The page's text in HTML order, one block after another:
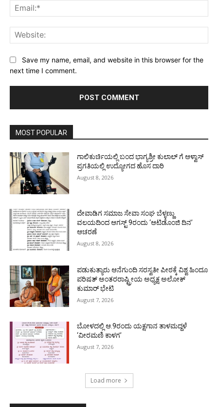
Save my name, email, and website in this browser for the
next time I comment.
MOST POPULAR
ಗಾಲಿಕುರ್ಚಿಯಲ್ಲಿ ಬಂದ ಭಾಗ್ಯಶ್ರೀ ಕುಲಾಲ್ ಗೆ ಆಳ್ವಾಸ್
ಪ್ರಗತಿಯಲ್ಲಿ ಉದ್ಯೋಗದ ಹೊಸ ದಾರಿ
August 8, 2026
ದೇವಾಡಿಗ ಸಮಾಜ ಸೇವಾ ಸಂಘ ಬೆಳ್ಳಣ್ಣು
ವಲಯದಿಂದ ಆಗಸ್ಟ್ 9ರಂದು ‘ಆಟಿಡೊಂಜಿ ದಿನ’
ಆಚರಣೆ
August 8, 2026
ಪಡುಕುತ್ಯಾರು ಆನೆಗುಂದಿ ಸರಸ್ವತೀ ಪೀಠಕ್ಕೆ ವಿಶ್ವ ಹಿಂದೂ
ಪರಿಷತ್ ಅಂತರರಾಷ್ಟ್ರೀಯ ಅಧ್ಯಕ್ಷ ಅಲೋಕ್
ಕುಮಾರ್ ಭೇಟಿ
August 7, 2026
ಬೋಳದಲ್ಲಿ ಆ.9ರಂದು ಯಕ್ಷಗಾನ ತಾಳಮದ್ದಳೆ
‘ವೀರಮಣಿ ಕಾಳಗ’
August 7, 2026
Load more